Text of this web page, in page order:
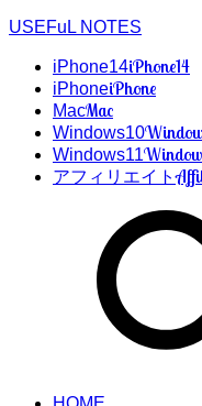
USEFuL NOTES
iPhone14iPhone14
iPhoneiPhone
MacMac
Windows10
Windows11
アフィリエイト